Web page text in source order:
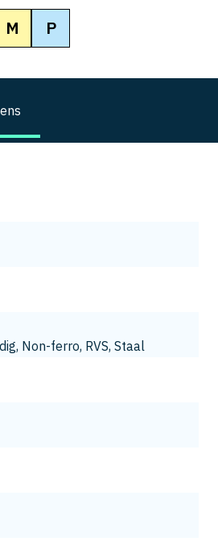
M P
Non-ferro, RVS, Staal